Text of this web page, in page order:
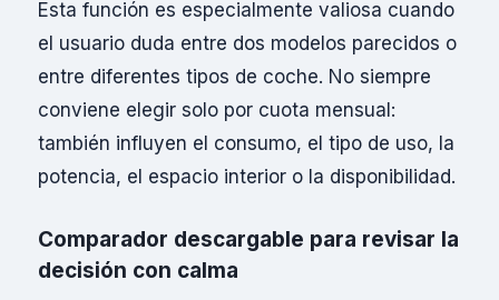
Esta función es especialmente valiosa cuando
el usuario duda entre dos modelos parecidos o
entre diferentes tipos de coche. No siempre
conviene elegir solo por cuota mensual:
también influyen el consumo, el tipo de uso, la
potencia, el espacio interior o la disponibilidad.
Comparador descargable para revisar la
decisión con calma